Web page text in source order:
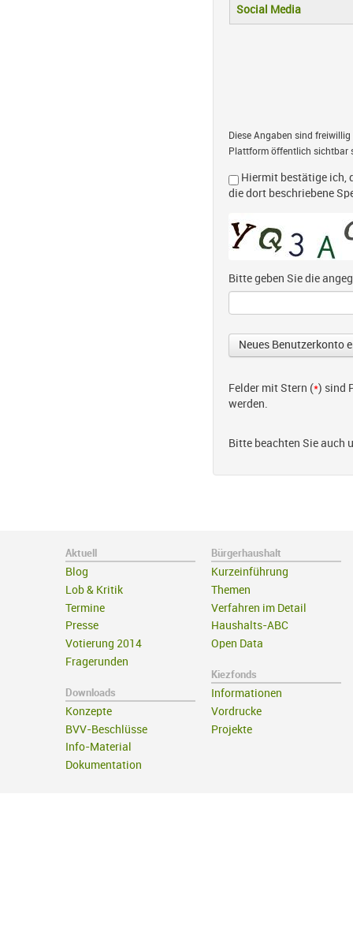
Social Media
Diese Angaben sind
Plattform öffentlich sichtbar
Hiermit bestätige ich,
die dort beschriebene
Bitte geben Sie die
Felder mit Stern (*) sind
werden.
Bitte beachten Sie auch
Aktuell
Blog
Lob & Kritik
Termine
Presse
Votierung 2014
Fragerunden
Downloads
Konzepte
BVV-Beschlüsse
Info-Material
Dokumentation
Bürgerhaushalt
Kurzeinführung
Themen
Verfahren im Detail
Haushalts-ABC
Open Data
Kiezfonds
Informationen
Vordrucke
Projekte